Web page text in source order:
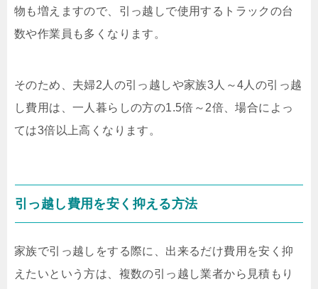
物も増えますので、引っ越しで使用するトラックの台
数や作業員も多くなります。
そのため、夫婦2人の引っ越しや家族3人～4人の引っ越
し費用は、一人暮らしの方の1.5倍～2倍、場合によっ
ては3倍以上高くなります。
引っ越し費用を安く抑える方法
家族で引っ越しをする際に、出来るだけ費用を安く抑
えたいという方は、複数の引っ越し業者から見積もり